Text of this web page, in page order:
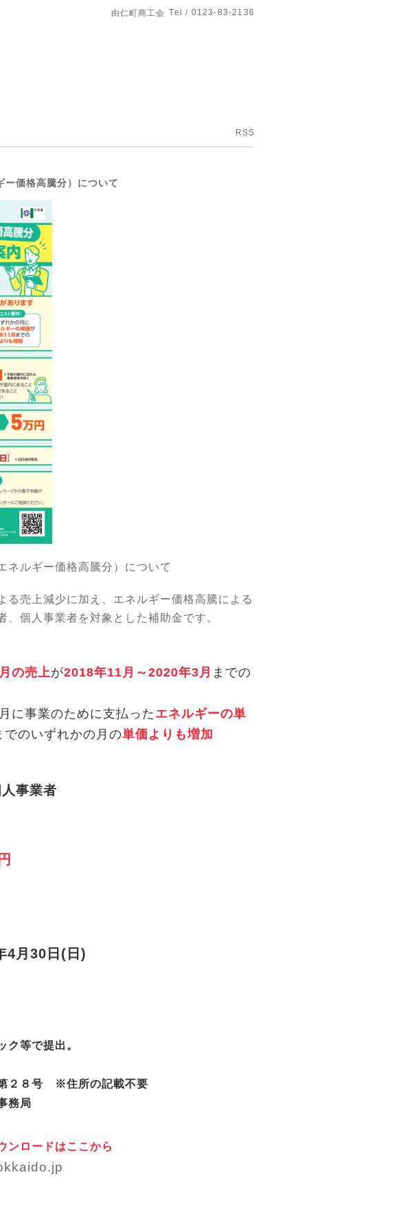
由仁町商工会 Tel / 0123-83-2136
RSS
ー価格高騰分）について
ネルギー価格高騰分）について
る売上減少に加え、エネルギー価格高騰による
個人事業者を対象とした補助金です。
月の売上が2018年11月～2020年3月 までの
に事業のために支払った エネルギーの単
でのいずれかの月の単価よりも増加
事業者
4月30日(日)
ク等で提出。
８号 ※住所の記載不要
務局
ンロードはここから